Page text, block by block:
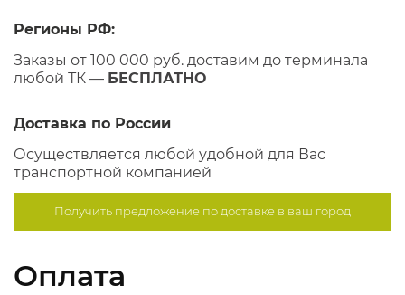
Регионы РФ:
Заказы от 100 000 руб. доставим до терминала
любой ТК — БЕСПЛАТНО
Доставка по России
Осуществляется любой удобной для Вас
транспортной компанией
Получить предложение подоставке в ваш город
Оплата